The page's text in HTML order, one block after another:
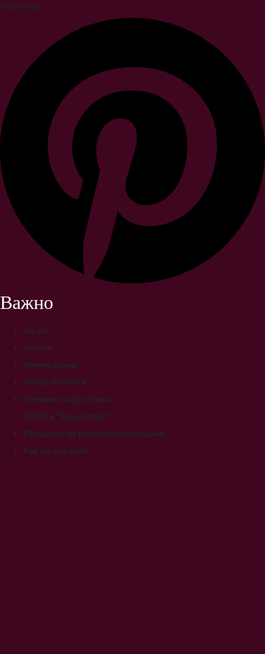
Pinterest
Важно
За нас
Услуги
Лични данни
Общи Условия
Условия за доставка
GDPR и "Бисквитки"
Продукти на разсрочено плащане
Как да поръчам